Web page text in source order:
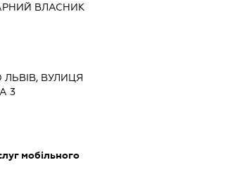
ВЛАСНИК
ЛЬВІВ, ВУЛИЦЯ
3
мобільного